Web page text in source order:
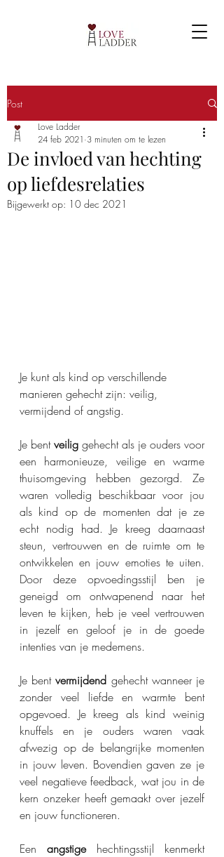
Post
De invloed van hechting
op liefdesrelaties
Love Ladder
24 feb 2021 3 minuten om te lezen
Bijgewerkt op: 10 dec 2021
Je kunt als kind op verschillende
manieren gehecht zijn: veilig,
vermijdend of angstig.
Je bent veilig gehecht als je ouders voor
een harmonieuze, veilige en warme
thuisomgeving hebben gezorgd. Ze
waren volledig beschikbaar voor jou
als kind op de momenten dat je ze
echt nodig had. Je kreeg daarnaast
steun, vertrouwen en de ruimte om te
ontwikkelen en jouw emoties te uiten.
Door deze opvoedingsstijl ben je
geneigd om ontwapenend naar het
leven te kijken, heb je veel vertrouwen
in jezelf en geloof je in de goede
intenties van je medemens.
Je bent vermijdend gehecht wanneer je
zonder veel liefde en warmte bent
opgevoed. Je kreeg als kind weinig
knuffels en je ouders waren vaak
afwezig op de belangrijke momenten
in jouw leven. Bovendien gaven ze je
veel negatieve feedback, wat jou in de
kern onzeker heeft gemaakt over jezelf
en jouw functioneren.
Een angstige hechtingsstijl kenmerkt